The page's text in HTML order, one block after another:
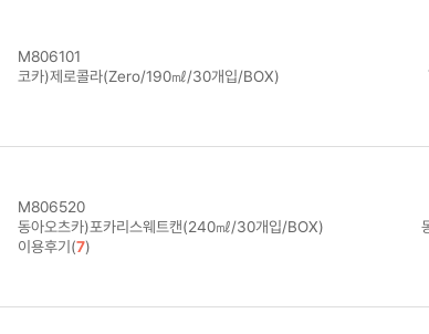
M806101
코카)제로콜라(Zero/190㎖/30개입/BOX)
M806520
동아오츠카)포카리스웨트캔(240㎖/30개입/BOX)
이용후기(7)